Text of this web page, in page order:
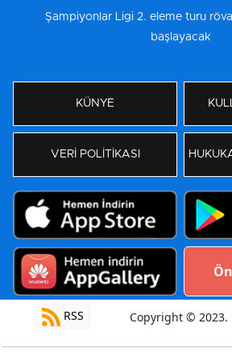
Şampiyonlar Ligi 2. eleme turu
başlayacak
KÜNYE
VERİ POLİTİKASI
RSS Copyright © 2023.